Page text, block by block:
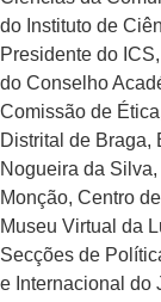
do Instituto de
Presidente do
do Conselho
Comissão de
Distrital de Braga,
Nogueira da
Monção, Centro
Museu Virtual da
Secções de
e Internacional do